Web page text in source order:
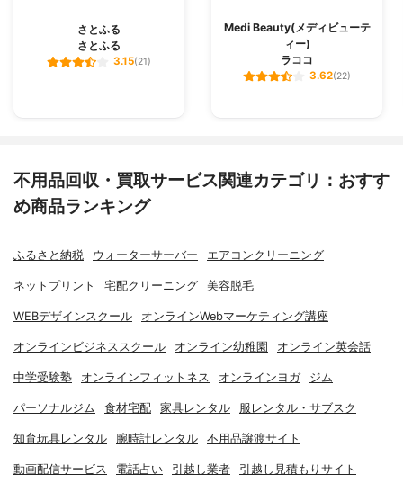
さとふる
さとふる
3.15(21)
Medi Beauty(メディビューテ
ィー)
ラココ
3.62(22)
不用品回収・買取サービス関連カテゴリ：おすす
め商品ランキング
ふるさと納税 ウォーターサーバー エアコンクリーニング
ネットプリント 宅配クリーニング 美容脱毛
WEBデザインスクール オンラインWebマーケティング講座
オンラインビジネススクール オンライン幼稚園 オンライン英会話
中学受験塾 オンラインフィットネス オンラインヨガ ジム
パーソナルジム 食材宅配 家具レンタル 服レンタル・サブスク
知育玩具レンタル 腕時計レンタル 不用品譲渡サイト
動画配信サービス 電話占い 引越し業者 引越し見積もりサイト